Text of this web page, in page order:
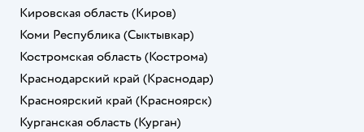
Кировская область (Киров)
Коми Республика (Сыктывкар)
Костромская область (Кострома)
Краснодарский край (Краснодар)
Красноярский край (Красноярск)
Курганская область (Курган)